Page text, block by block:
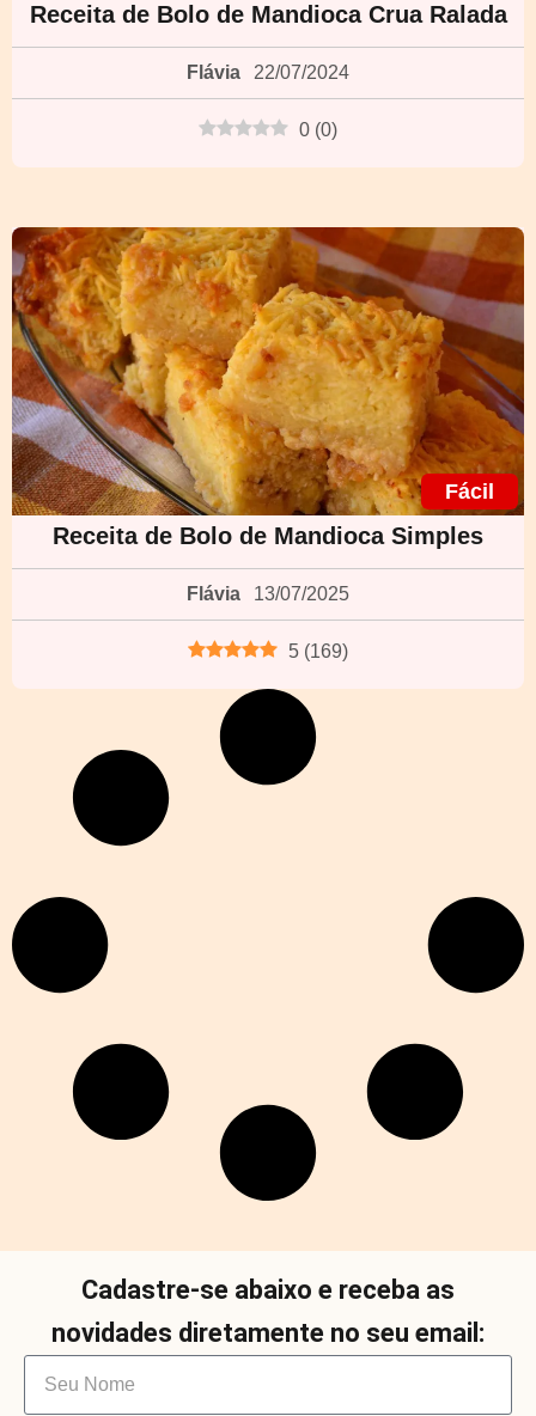
Receita de Bolo de Mandioca Crua Ralada
Flávia 22/07/2024
0 (0)
Fácil
Receita de Bolo de Mandioca Simples
Flávia 13/07/2025
5 (169)
Cadastre-se abaixo e receba as
novidades diretamente no seu email: